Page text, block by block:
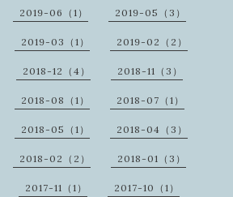
2019-06（1） 2019-05（3）
2019-03（1） 2019-02（2）
2018-12（4） 2018-11（3）
2018-08（1） 2018-07（1）
2018-05（1） 2018-04（3）
2018-02（2） 2018-01（3）
2017-11（1） 2017-10（1）